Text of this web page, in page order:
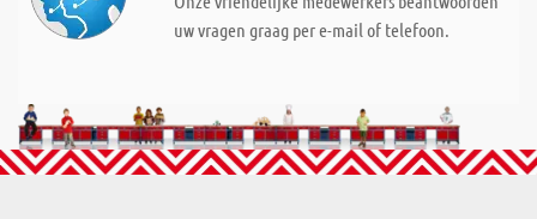
uw vragen graag per e-mail of telefoon.